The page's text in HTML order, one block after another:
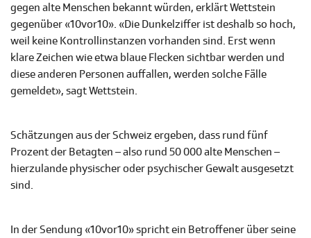
gegen alte Menschen bekannt würden, erklärt Wettstein
gegenüber «10vor10». «Die Dunkelziffer ist deshalb so hoch,
weil keine Kontrollinstanzen vorhanden sind. Erst wenn
klare Zeichen wie etwa blaue Flecken sichtbar werden und
diese anderen Personen auffallen, werden solche Fälle
gemeldet», sagt Wettstein.
Schätzungen aus der Schweiz ergeben, dass rund fünf
Prozent der Betagten – also rund 50 000 alte Menschen –
hierzulande physischer oder psychischer Gewalt ausgesetzt
sind.
In der Sendung «10vor10» spricht ein Betroffener über seine